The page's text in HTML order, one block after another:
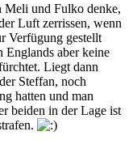
Meli und Fulko denke,
Luft zerrissen, wenn
Verfügung gestellt
Englands aber keine
Liegt dann
Steffan, noch
hatten und man
beiden in der Lage ist